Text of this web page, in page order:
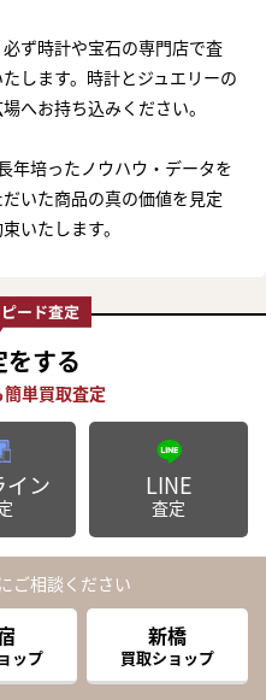
ず時計や宝石の専門店で査
します。時計とジュエリーの
へお持ち込みください。
年培ったノウハウ・データを
いた商品の真の価値を見定
いたします。
をする
イン LINE
査定
ご相談ください
ップ
新橋
買取ショップ